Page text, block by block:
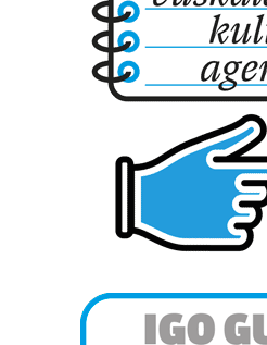
buruzko informazio gehiago
datuen atalean. Edozein
zure baimena Cookieen
Webgune honek cookie
fitxategiak erabiltzen ditu. Zure
zerbitzuak hobetzeko asmoz,
baliatzen gara. Ohar hau
erabiltzeko baimen esplizitua